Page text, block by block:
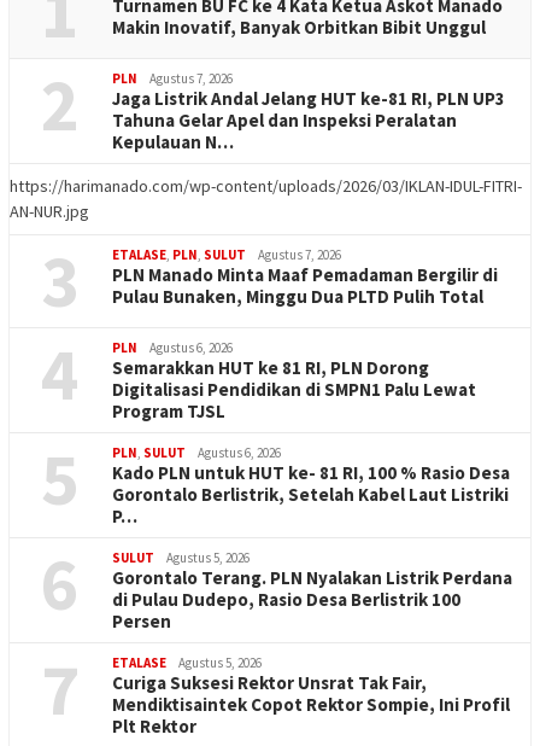
Turnamen BU FC ke 4 Kata Ketua Askot Manado
Makin Inovatif, Banyak Orbitkan Bibit Unggul
2 PLN Agustus 7, 2026
Jaga Listrik Andal Jelang HUT ke-81 RI, PLN UP3
Tahuna Gelar Apel dan Inspeksi Peralatan
Kepulauan N…
https://harimanado.com/wp-content/uploads/2026/03/IKLAN-IDUL-FITRI-
AN-NUR.jpg
3 ETALASE PLN SULUT Agustus 7, 2026
PLN Manado Minta Maaf Pemadaman Bergilir di
Pulau Bunaken, Minggu Dua PLTD Pulih Total
4 PLN Agustus 6, 2026
Semarakkan HUT ke 81 RI, PLN Dorong
Digitalisasi Pendidikan di SMPN1 Palu Lewat
Program TJSL
5 PLN SULUT Agustus 6, 2026
Kado PLN untuk HUT ke- 81 RI, 100 % Rasio Desa
Gorontalo Berlistrik, Setelah Kabel Laut Listriki
P…
6 SULUT Agustus 5, 2026
Gorontalo Terang. PLN Nyalakan Listrik Perdana
di Pulau Dudepo, Rasio Desa Berlistrik 100
Persen
7 ETALASE Agustus 5, 2026
Curiga Suksesi Rektor Unsrat Tak Fair,
Mendiktisaintek Copot Rektor Sompie, Ini Profil
Plt Rektor